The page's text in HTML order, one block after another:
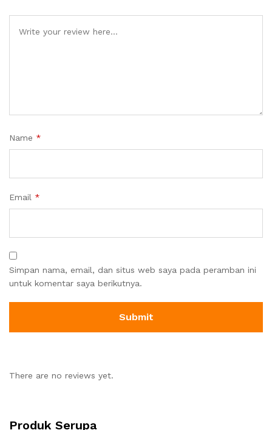
Name *
Email *
Simpan nama, email, dan situs web saya pada peramban ini
untuk komentar saya berikutnya.
There are no reviews yet.
Produk Serupa